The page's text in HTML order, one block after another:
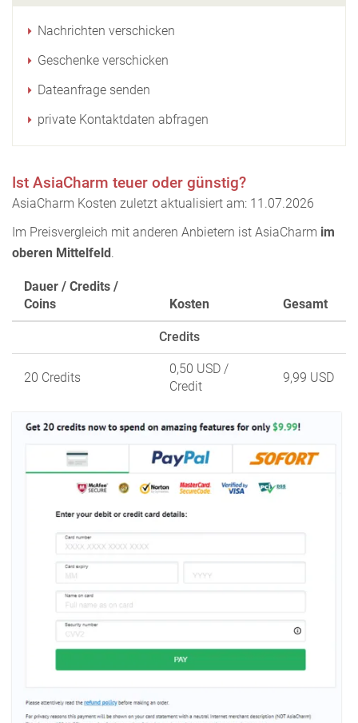
Nachrichten verschicken
Geschenke verschicken
Dateanfrage senden
private Kontaktdaten abfragen
Ist AsiaCharm teuer oder günstig?
AsiaCharm Kosten zuletzt aktualisiert am: 11.07.2026
Im Preisvergleich mit anderen Anbietern ist AsiaCharm im
oberen Mittelfeld .
Dauer / Credits /
Coins
Kosten Gesamt
Credits
20 Credits
0,50 USD /
Credit
9,99 USD